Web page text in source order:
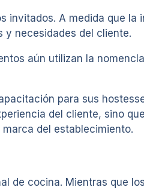
invitados. A medida que la
y necesidades del cliente.
aún utilizan la
para sus
del cliente, sino
del establecimiento.
de cocina. Mientras que